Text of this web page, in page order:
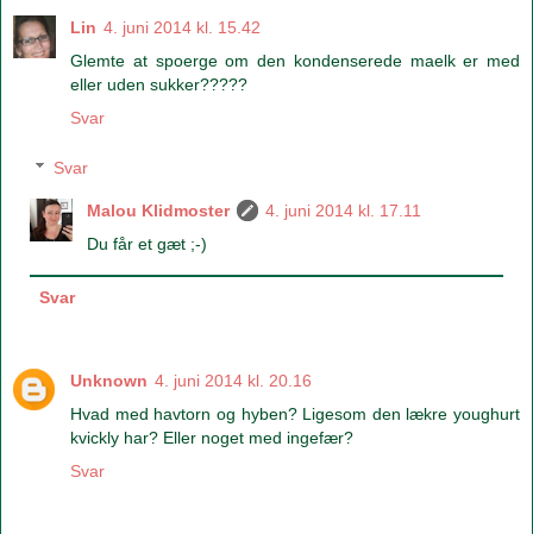
Lin 4. juni 2014 kl. 15.42
Glemte at spoerge om den kondenserede maelk er med
eller uden sukker?????
Svar
Svar
Malou Klidmoster
4. juni 2014 kl. 17.11
Du får et gæt ;-)
Svar
Unknown 4. juni 2014 kl. 20.16
Hvad med havtorn og hyben? Ligesom den lækre youghurt
kvickly har? Eller noget med ingefær?
Svar